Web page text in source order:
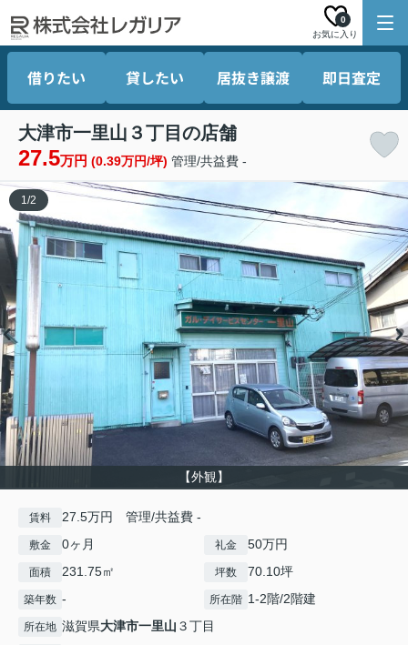
お気に入り
0
借りたい 貸したい 居抜き譲渡 即日査定
大津市一里山３丁目の店舗
27.5万円 (0.39万円/坪) 管理/共益費 -
【外観】
1 /2
賃料 27.5万円 管理/共益費 -
敷金 0ヶ月 礼金 50万円
面積 231.75㎡ 坪数 70.10坪
築年数 - 所在階 1-2階/2階建
所在地 滋賀県大津市一里山 ３丁目